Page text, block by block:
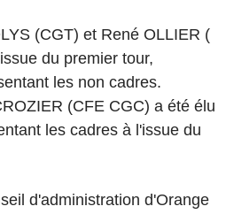
(CGT) et René OLLIER (
du premier tour,
les non cadres.
(CFE CGC) a été élu
les cadres à l'issue du
d'administration d'Orange